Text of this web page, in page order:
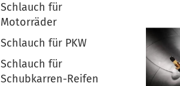
Schlauch für
Motorräder
Schlauch für PKW
Schlauch für
Schubkarren-Reifen